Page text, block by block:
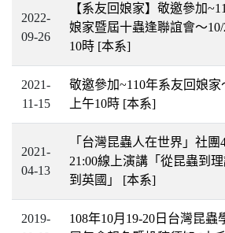
2022-
09-26
【系友回娘家】敬邀參加
娘家暨屆十蟲逢聯誼會〜
10時 [本系]
2021-
11-15
敬邀參加~110年系友回娘家
上午10時 [本系]
2021-
04-13
「台灣昆蟲人在世界」社團
21:00線上演講「從昆蟲到
到英國」 [本系]
2019-
108年10月19-20日台灣昆蟲